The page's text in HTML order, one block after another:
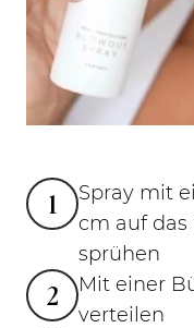
1
Spray mit
cm auf
sprühen
2
Mit einer
verteilen